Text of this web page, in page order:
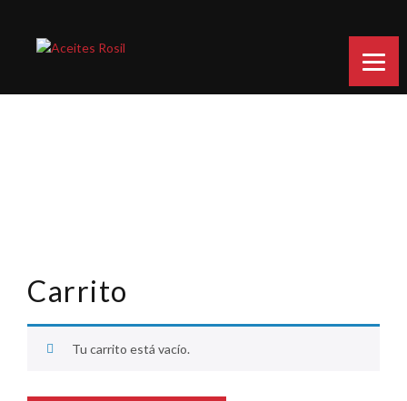
Carrito
Tu carrito está vacío.